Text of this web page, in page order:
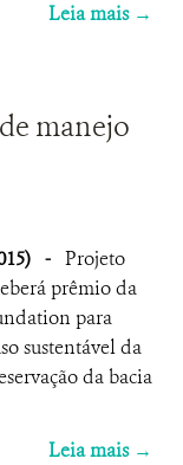
Leia mais →
manejo
- Projeto
prêmio da
para
sustentável da
da bacia
Leia mais →